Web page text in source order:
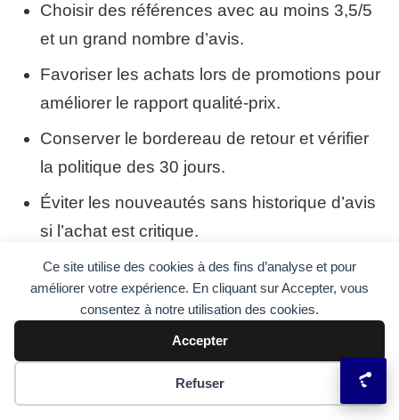
Ce site utilise des cookies à des fins d’analyse et pour
améliorer votre expérience. En cliquant sur Accepter, vous
consentez à notre utilisation des cookies.
Accepter
Refuser
Préférences des cookies
Choisir des références avec au moins 3,5/5
et un grand nombre d’avis.
Favoriser les achats lors de promotions pour
améliorer le rapport qualité-prix.
Conserver le bordereau de retour et vérifier
la politique des 30 jours.
Éviter les nouveautés sans historique d’avis
si l’achat est critique.
Scénarios d’usage : pour une acheteuse qui
veut tester la marque, commander un jogging
et un legging en promotion est la stratégie la
plus sûre. Pour un professionnel, demander
des échantillons et négocier les conditions de
retour en volume réduira les risques de stocks